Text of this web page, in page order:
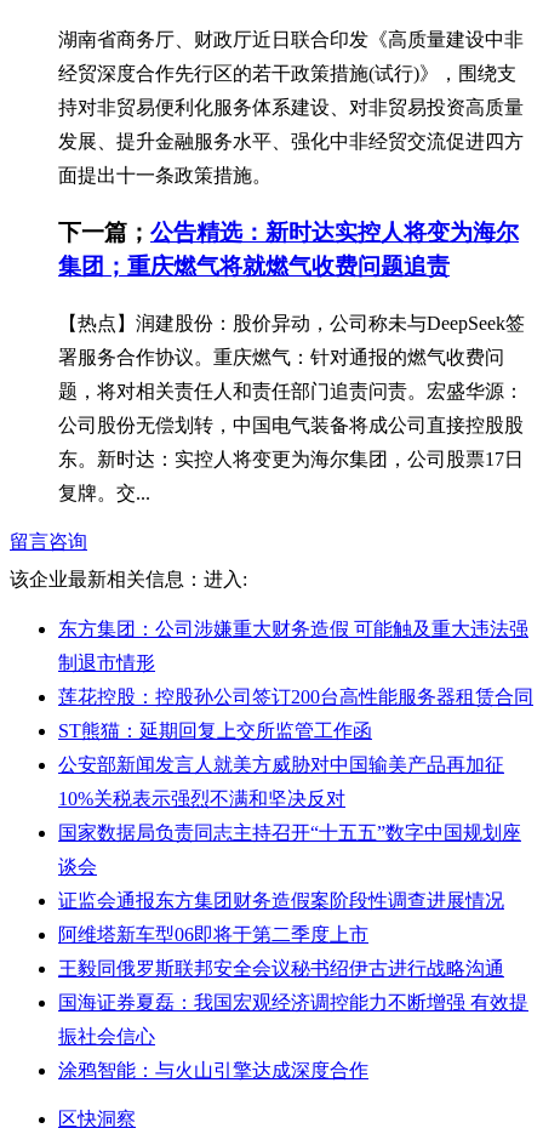
湖南省商务厅、财政厅近日联合印发《高质量建设中非
经贸深度合作先行区的若干政策措施(试行)》，围绕支
持对非贸易便利化服务体系建设、对非贸易投资高质量
发展、提升金融服务水平、强化中非经贸交流促进四方
面提出十一条政策措施。
下一篇； 公告精选：新时达实控人将变为海尔
集团；重庆燃气将就燃气收费问题追责
【热点】润建股份：股价异动，公司称未与DeepSeek签
署服务合作协议。重庆燃气：针对通报的燃气收费问
题，将对相关责任人和责任部门追责问责。宏盛华源：
公司股份无偿划转，中国电气装备将成公司直接控股股
东。新时达：实控人将变更为海尔集团，公司股票17日
复牌。交...
留言咨询
该企业最新相关信息： 进入:
东方集团：公司涉嫌重大财务造假 可能触及重大违法强
制退市情形
莲花控股：控股孙公司签订200台高性能服务器租赁合同
ST熊猫：延期回复上交所监管工作函
公安部新闻发言人就美方威胁对中国输美产品再加征
10%关税表示强烈不满和坚决反对
国家数据局负责同志主持召开“十五五”数字中国规划座
谈会
证监会通报东方集团财务造假案阶段性调查进展情况
阿维塔新车型06即将于第二季度上市
王毅同俄罗斯联邦安全会议秘书绍伊古进行战略沟通
国海证券夏磊：我国宏观经济调控能力不断增强 有效提
振社会信心
涂鸦智能：与火山引擎达成深度合作
区快洞察